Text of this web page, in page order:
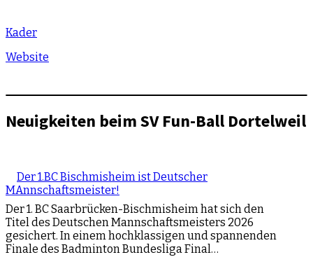
Kader
Website
Neuigkeiten beim SV Fun-Ball Dortelweil
Der 1.BC Bischmisheim ist Deutscher
MAnnschaftsmeister!
Der 1. BC Saarbrücken-Bischmisheim hat sich den
Titel des Deutschen Mannschaftsmeisters 2026
gesichert. In einem hochklassigen und spannenden
Finale des Badminton Bundesliga Final…